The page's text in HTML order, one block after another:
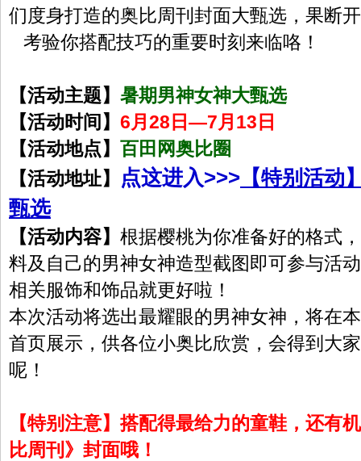
们度身打造的奥比周刊封面大甄选，果断
考验你搭配技巧的重要时刻来临咯！
【活动主题】 暑期男神女神大甄选
【活动时间】 6月28日—7月13日
【活动地点】 百田网奥比圈
【活动地址】
点这进入>>> 【特别活动
甄选
【活动内容】 根据樱桃为你准备好的格式
料及自己的男神女神造型截图即可参与活
相关服饰和饰品就更好啦！
本次活动将选出最耀眼的男神女神，将在
首页展示，供各位小奥比欣赏，会得到大
呢！
【特别注意】搭配得最给力的童鞋，还有
比周刊》封面哦！